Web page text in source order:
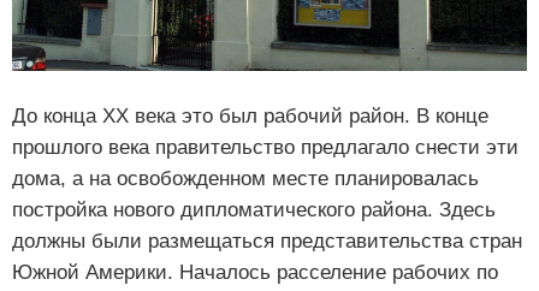
До конца XX века это был рабочий район. В конце
прошлого века правительство предлагало снести эти
дома, а на освобожденном месте планировалась
постройка нового дипломатического района. Здесь
должны были размещаться представительства стран
Южной Америки. Началось расселение рабочих по